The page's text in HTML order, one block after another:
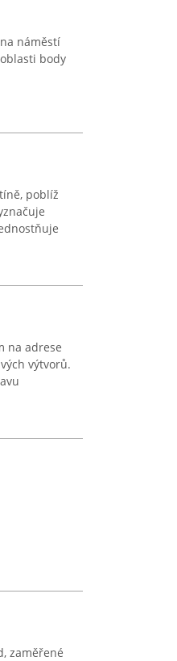
náměstí
body
poblíž
na adrese
výtvorů.
zaměřené